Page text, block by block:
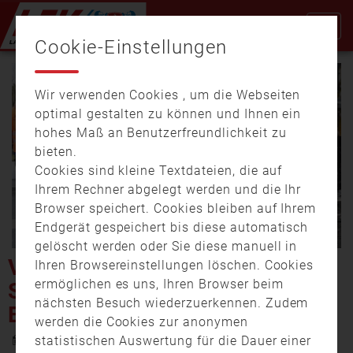
Video
VIEL LOS AUF DEN
STRASSEN: ZWEI UNFÄLLE, E
IN LKW-BRAND
30. Januar 2025 16:43
Cookie-Einstellungen
Wir verwenden Cookies , um die Webseiten
optimal gestalten zu können und Ihnen ein
hohes Maß an Benutzerfreundlichkeit zu
bieten.
Cookies sind kleine Textdateien, die auf
Ihrem Rechner abgelegt werden und die Ihr
Browser speichert. Cookies bleiben auf Ihrem
Endgerät gespeichert bis diese automatisch
gelöscht werden oder Sie diese manuell in
Ihren Browsereinstellungen löschen. Cookies
ermöglichen es uns, Ihren Browser beim
nächsten Besuch wiederzuerkennen. Zudem
werden die Cookies zur anonymen
statistischen Auswertung für die Dauer einer